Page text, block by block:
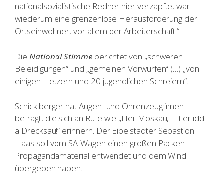
nationalsozialistische Redner hier verzapfte, war
wiederum eine grenzenlose Herausforderung der
Ortseinwohner, vor allem der Arbeiterschaft.“
Die National Stimme berichtet von „schweren
Beleidigungen“ und „gemeinen Vorwürfen“ (…) „von
einigen Hetzern und 20 jugendlichen Schreiern“.
Schicklberger hat Augen- und Ohrenzeug:innen
befragt, die sich an Rufe wie „Heil Moskau, Hitler idd
a Drecksau!“ erinnern. Der Eibelstädter Sebastion
Haas soll vom SA-Wagen einen großen Packen
Propagandamaterial entwendet und dem Wind
übergeben haben.